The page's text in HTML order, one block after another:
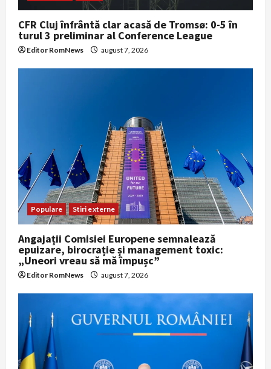
CFR Cluj înfrântă clar acasă de Tromsø: 0-5 în
turul 3 preliminar al Conference League
Editor RomNews august 7, 2026
Populare Stiri externe
Angajații Comisiei Europene semnalează
epuizare, birocrație și management toxic:
„Uneori vreau să mă împușc”
Editor RomNews august 7, 2026